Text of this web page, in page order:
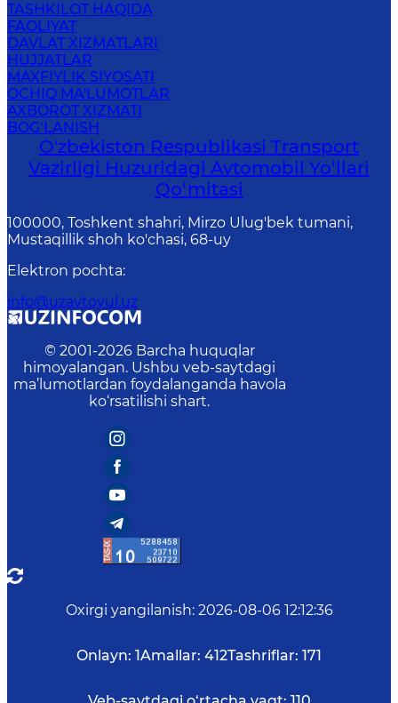
TASHKILOT HAQIDA
FAOLIYAT
DAVLAT XIZMATLARI
HUJJATLAR
MAXFIYLIK SIYOSATI
OCHIQ MA'LUMOTLAR
AXBOROT XIZMATI
BOG‘LANISH
O'zbekiston Respublikasi Transport
Vazirligi Huzuridagi Avtomobil Yo‘llari
Qo‘mitasi
100000, Toshkent shahri, Mirzo Ulug'bek tumani,
Mustaqillik shoh ko'chasi, 68-uy
Elektron pochta:
info@uzavtoyul.uz
© 2001-2026 Barcha huquqlar
himoyalangan. Ushbu veb-saytdagi
ma’lumotlardan foydalanganda havola
ko‘rsatilishi shart.
Oxirgi yangilanish: 2026-08-06 12:12:36
Onlayn: 1Amallar: 412Tashriflar: 171